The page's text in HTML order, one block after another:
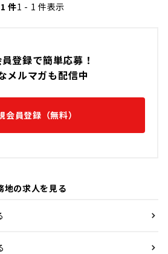
登録で簡単応募！
メルマガも配信中
会員登録（無料）
地の求人を見る
1 件1 - 1 件表示